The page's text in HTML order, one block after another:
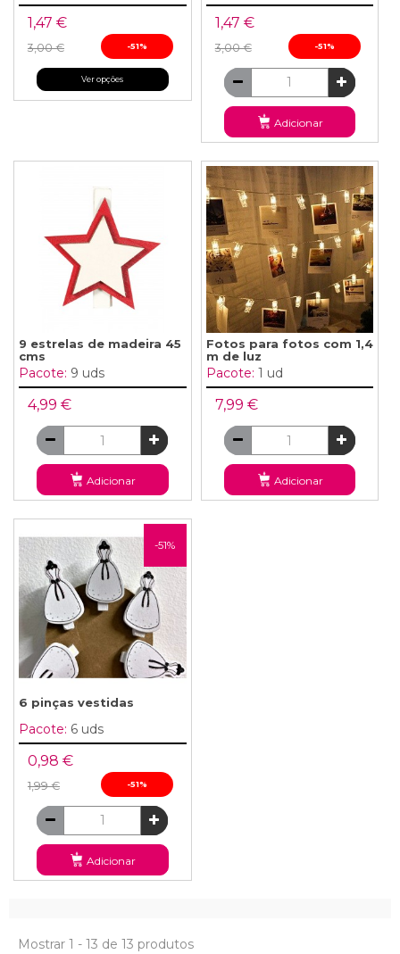
1,47 €
3,00 € -51%
Ver opções
1,47 €
3,00 € -51%
Adicionar
9 estrelas de madeira 45
cms
Pacote: 9 uds
4,99 €
Adicionar
Fotos para fotos com 1,4
m de luz
Pacote: 1 ud
7,99 €
Adicionar
-51%
6 pinças vestidas
Pacote: 6 uds
0,98 €
1,99 € -51%
Adicionar
Mostrar 1 - 13 de 13 produtos